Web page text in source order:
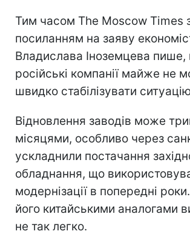
Тим часом The Moscow Times
посиланням на заяву
Владислава Іноземцева
російські компанії майже не
швидко стабілізувати
Відновлення заводів може
місяцями, особливо через
ускладнили постачання
обладнання, що
модернізації в попередні
його китайськими аналогами
не так легко.